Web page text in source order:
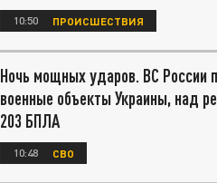
10:50 ПРОИСШЕСТВИЯ
Ночь мощных ударов. ВС России
военные объекты Украины, над
203 БПЛА
10:48 СВО